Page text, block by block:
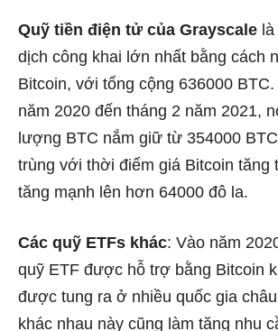
Quỹ tiền điện tử của Grayscale
dịch công khai lớn nhất bằng cách
Bitcoin, với tổng cộng 636000
năm 2020 đến tháng 2 năm 2021,
lượng BTC nắm giữ từ 354000
trùng với thời điểm giá Bitcoin tăng
tăng mạnh lên hơn 64000 đô la.
Các quỹ ETFs khác: Vào năm
quỹ ETF được hỗ trợ bằng Bitcoin
được tung ra ở nhiều quốc gia
khác nhau này cũng làm tăng nhu